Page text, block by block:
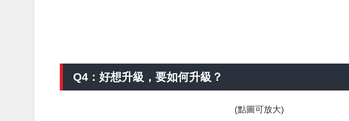
Q4：好想升級，要如何升級？
(點圖可放大)